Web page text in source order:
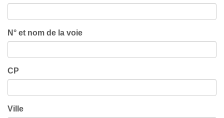
N° et nom de la voie
CP
Ville